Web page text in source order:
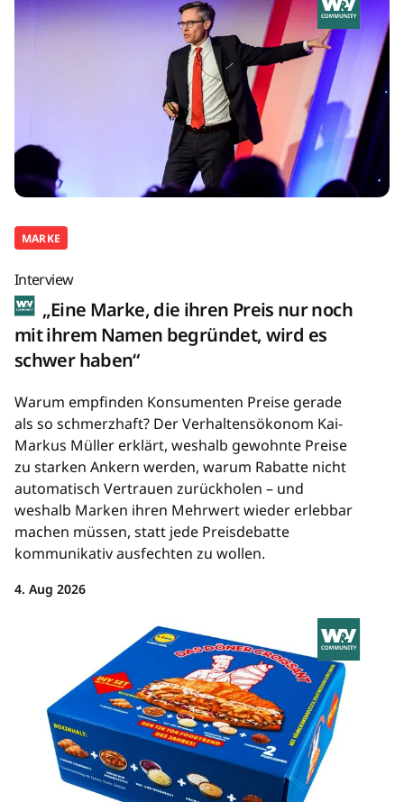
MARKE
Interview
„Eine Marke, die ihren Preis nur noch
mit ihrem Namen begründet, wird es
schwer haben“
Warum empfinden Konsumenten Preise gerade
als so schmerzhaft? Der Verhaltensökonom Kai-
Markus Müller erklärt, weshalb gewohnte Preise
zu starken Ankern werden, warum Rabatte nicht
automatisch Vertrauen zurückholen – und
weshalb Marken ihren Mehrwert wieder erlebbar
machen müssen, statt jede Preisdebatte
kommunikativ ausfechten zu wollen.
4. Aug 2026